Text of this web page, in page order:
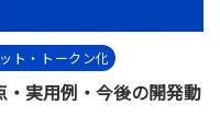
ト・トークン化
・実用例・今後の開発動